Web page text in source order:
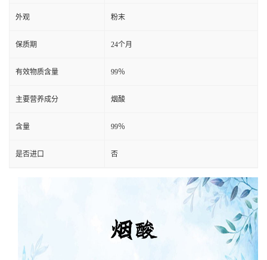
外观 粉末
保质期 24个月
有效物质含量 99％
主要营养成分 烟酸
含量 99％
是否进口 否